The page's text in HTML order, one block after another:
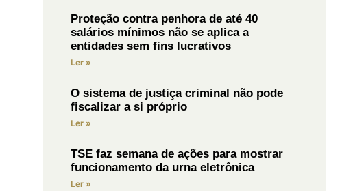
Proteção contra penhora de até 40
salários mínimos não se aplica a
entidades sem fins lucrativos
Ler »
O sistema de justiça criminal não pode
fiscalizar a si próprio
Ler »
TSE faz semana de ações para mostrar
funcionamento da urna eletrônica
Ler »